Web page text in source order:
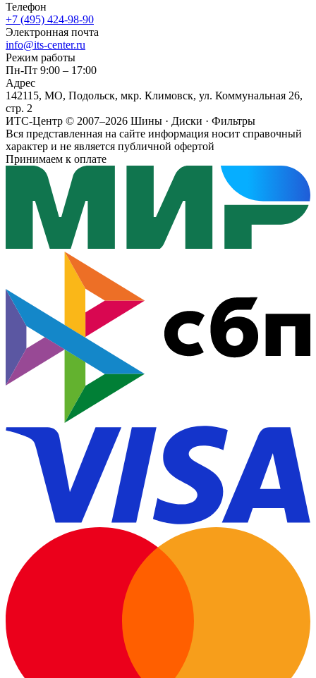
Телефон
+7 (495) 424-98-90
Электронная почта
info@its-center.ru
Режим работы
Пн-Пт 9:00 – 17:00
Адрес
142115, МО, Подольск, мкр. Климовск, ул. Коммунальная 26,
стр. 2
ИТС-Центр © 2007–2026 Шины · Диски · Фильтры
Вся представленная на сайте информация носит справочный
характер и не является публичной офертой
Принимаем к оплате